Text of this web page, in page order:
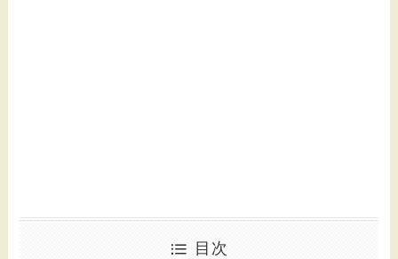
目次